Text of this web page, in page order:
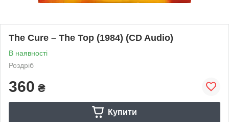
The Cure – The Top (1984) (CD Audio)
В наявності
Роздріб
360 ₴
Купити